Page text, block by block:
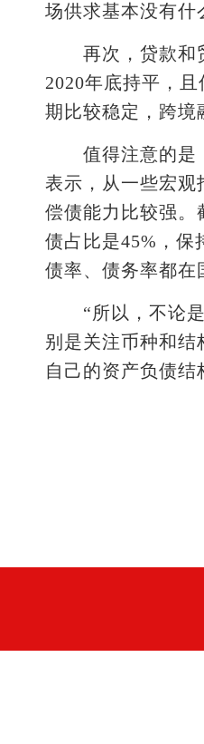
场供求基本没有什
再次，贷款和贸
2020年底持平，
期比较稳定，跨境
值得注意的是，
表示，从一些宏观
偿债能力比较强。
债占比是45%，保
债率、债务率都在
“所以，不论是
别是关注币种和
自己的资产负债结